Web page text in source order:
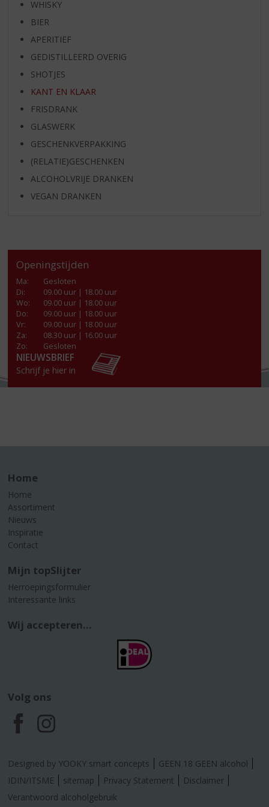
WHISKY
BIER
APERITIEF
GEDISTILLEERD OVERIG
SHOTJES
KANT EN KLAAR
FRISDRANK
GLASWERK
GESCHENKVERPAKKING
(RELATIE)GESCHENKEN
ALCOHOLVRIJE DRANKEN
VEGAN DRANKEN
Openingstijden
Ma:
Gesloten
Di:
09.00 uur | 18.00 uur
Wo:
09.00 uur | 18.00 uur
Do:
09.00 uur | 18.00 uur
Vr:
09.00 uur | 18.00 uur
Za:
08.30 uur | 16.00 uur
Zo:
Gesloten
NIEUWSBRIEF
Schrijf je hier in
Home
Home
Assortiment
Nieuws
Inspiratie
Contact
Mijn topSlijter
Herroepingsformulier
Interessante links
Wij accepteren...
Volg ons
F
a
c
I
n
s
Designed by YOOKY smart concepts
GEEN 18 GEEN alcohol
IDIN/ITSME
sitemap Privacy Statement
Disclaimer
Verantwoord alcoholgebruik